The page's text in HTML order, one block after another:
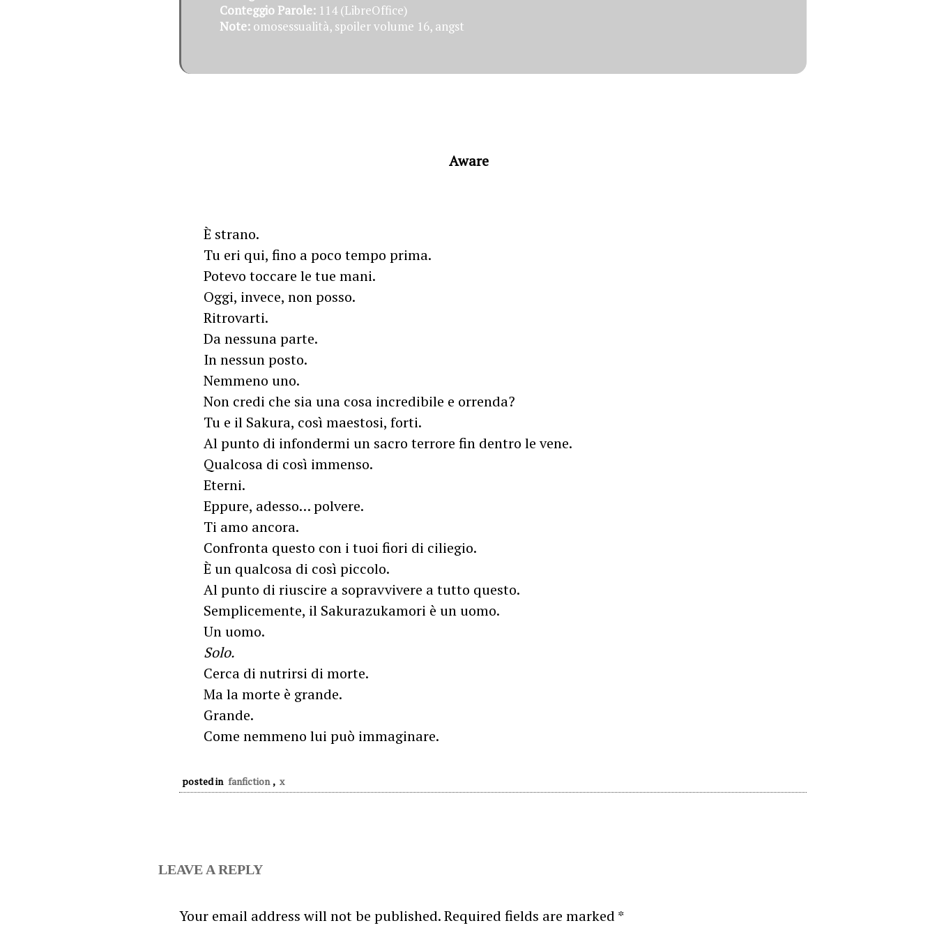
Conteggio Parole: 114 (LibreOffice)
Note: omosessualità, spoiler volume 16, angst
Aware
È strano.
Tu eri qui, fino a poco tempo prima.
Potevo toccare le tue mani.
Oggi, invece, non posso.
Ritrovarti.
Da nessuna parte.
In nessun posto.
Nemmeno uno.
Non credi che sia una cosa incredibile e orrenda?
Tu e il Sakura, così maestosi, forti.
Al punto di infondermi un sacro terrore fin dentro le vene.
Qualcosa di così immenso.
Eterni.
Eppure, adesso… polvere.
Ti amo ancora.
Confronta questo con i tuoi fiori di ciliegio.
È un qualcosa di così piccolo.
Al punto di riuscire a sopravvivere a tutto questo.
Semplicemente, il Sakurazukamori è un uomo.
Un uomo.
Solo.
Cerca di nutrirsi di morte.
Ma la morte è grande.
Grande.
Come nemmeno lui può immaginare.
posted in fanfiction , x
LEAVE A REPLY
Your email address will not be published.Required fields are marked *